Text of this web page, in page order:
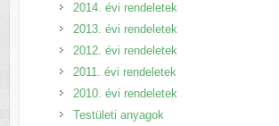
2014. évi rendeletek
2013. évi rendeletek
2012. évi rendeletek
2011. évi rendeletek
2010. évi rendeletek
Testületi anyagok